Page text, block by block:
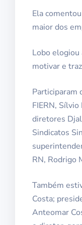
Ela
maior dos
Lobo elogiou
motivar e
Participaram
FIERN,
diretores
Sindicatos
RN, Rodrigo
Também
Costa;
Anteomar